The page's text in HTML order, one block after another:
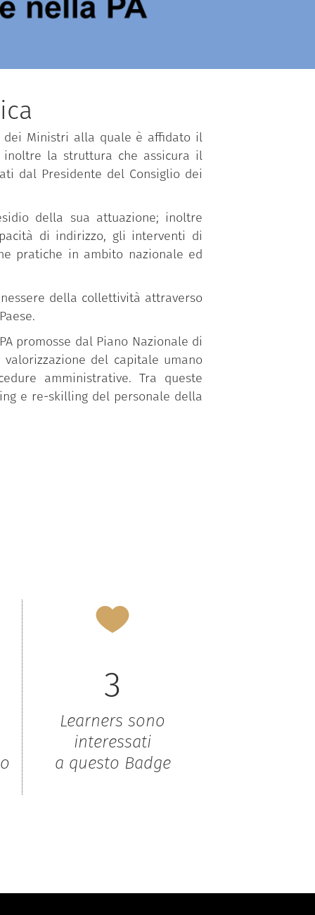
dei Ministri alla quale è affidato il
inoltre la struttura che assicura il
dal Presidente del Consiglio dei
della sua attuazione; inoltre
di indirizzo, gli interventi di
pratiche in ambito nazionale ed
della collettività attraverso
promosse dal Piano Nazionale di
del capitale umano
amministrative. Tra queste
e re-skilling del personale della
3
Learners sono
interessati
a questo Badge